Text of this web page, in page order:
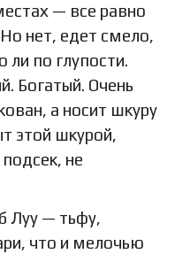
— все равно
нет, едет смело,
ли по глупости.
Богатый. Очень
а носит шкуру
этой шкурой,
не
Луу — тьфу,
что и мелочью